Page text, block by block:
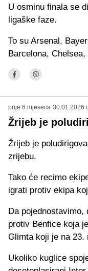
U osminu finala se
ligaške faze.
To su Arsenal,
Barcelona,
prije 6 mjeseca 30.01.2026
Žrijeb je
Žrijeb je
zrijebu.
Tako će recimo
igrati protiv ekipa
Da
protiv Benfice koja
Glimta koji je na 23.
Ukoliko kuglice